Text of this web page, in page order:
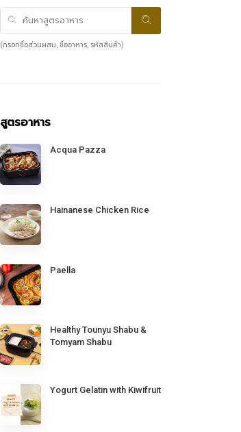
(กรอกชื่อส่วนผสม, ชื่ออาหาร, รหัสสินค้า)
สูตรอาหาร
Acqua Pazza
Hainanese Chicken Rice
Paella
Healthy Tounyu Shabu &
Tomyam Shabu
Yogurt Gelatin with Kiwifruit